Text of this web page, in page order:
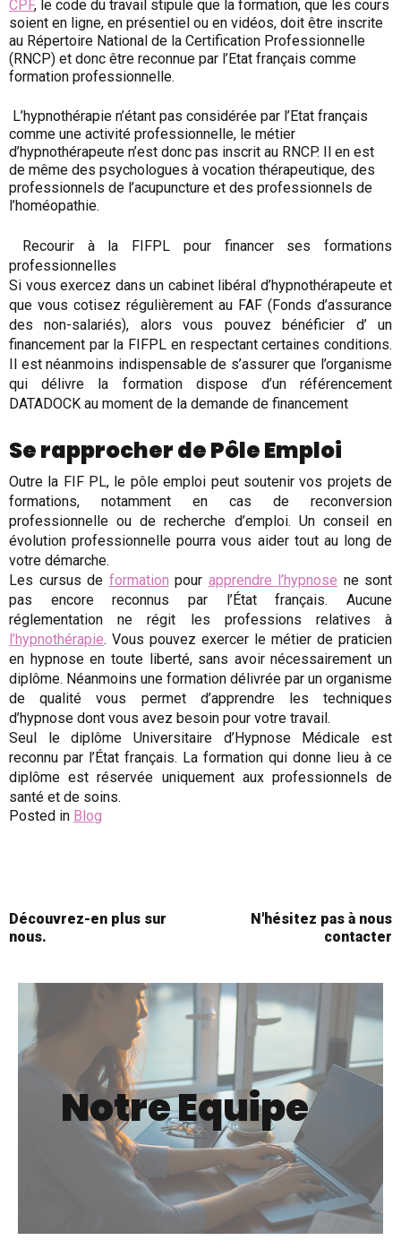
CPF, le code du travail stipule que la formation, que les cours
soient en ligne, en présentiel ou en vidéos, doit être inscrite
au Répertoire National de la Certification Professionnelle
(RNCP) et donc être reconnue par l’Etat français comme
formation professionnelle.
L’hypnothérapie n’étant pas considérée par l’Etat français
comme une activité professionnelle, le métier
d’hypnothérapeute n’est donc pas inscrit au RNCP. Il en est
de même des psychologues à vocation thérapeutique, des
professionnels de l’acupuncture et des professionnels de
l’homéopathie.
Recourir à la FIFPL pour financer ses formations
professionnelles
Si vous exercez dans un cabinet libéral d’hypnothérapeute et
que vous cotisez régulièrement au FAF (Fonds d’assurance
des non-salariés), alors vous pouvez bénéficier d’ un
financement par la FIFPL en respectant certaines conditions.
Il est néanmoins indispensable de s’assurer que l’organisme
qui délivre la formation dispose d’un référencement
DATADOCK au moment de la demande de financement
Se rapprocher de Pôle Emploi
Outre la FIF PL, le pôle emploi peut soutenir vos projets de
formations, notamment en cas de reconversion
professionnelle ou de recherche d’emploi. Un conseil en
évolution professionnelle pourra vous aider tout au long de
votre démarche.
Les cursus de formation pour apprendre l’hypnose ne sont
pas encore reconnus par l’État français. Aucune
réglementation ne régit les professions relatives à
l’hypnothérapie. Vous pouvez exercer le métier de praticien
en hypnose en toute liberté, sans avoir nécessairement un
diplôme. Néanmoins une formation délivrée par un organisme
de qualité vous permet d’apprendre les techniques
d’hypnose dont vous avez besoin pour votre travail.
Seul le diplôme Universitaire d’Hypnose Médicale est
reconnu par l’État français. La formation qui donne lieu à ce
diplôme est réservée uniquement aux professionnels de
santé et de soins.
Posted in Blog
Découvrez-en plus sur
nous.
N'hésitez pas à nous
contacter
Notre Equipe